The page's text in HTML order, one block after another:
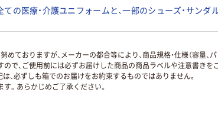
ての医療・介護ユニフォームと、一部のシューズ・サンダ
ておりますが、メーカーの都合等により、商品規格・仕様（容量、
で、ご使用前には必ずお届けした商品の商品ラベルや注意書きを
は、必ずしも箱でのお届けをお約束するものではありません。
。あらかじめご了承ください。